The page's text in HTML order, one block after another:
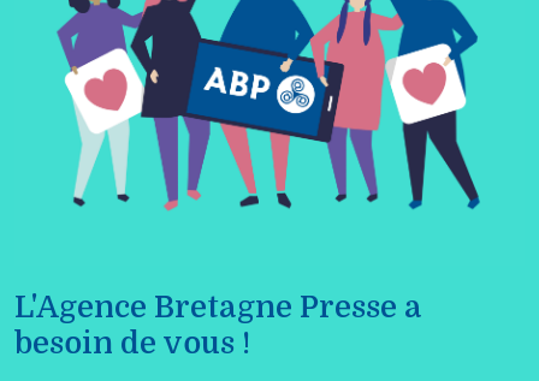
L'Agence Bretagne Presse a
besoin de vous !